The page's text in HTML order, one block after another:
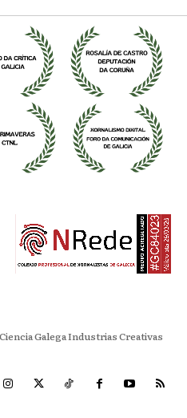
Galega Industrias Creativas